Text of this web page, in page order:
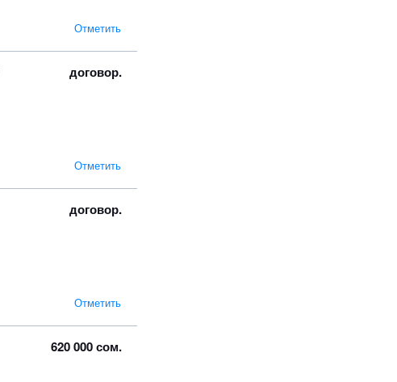
Отметить
договор.
Отметить
договор.
Отметить
620 000 сом.